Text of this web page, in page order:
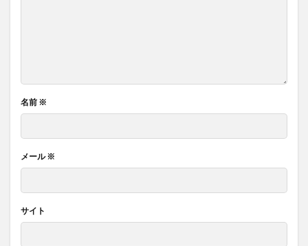
名前 ※
メール※
サイト